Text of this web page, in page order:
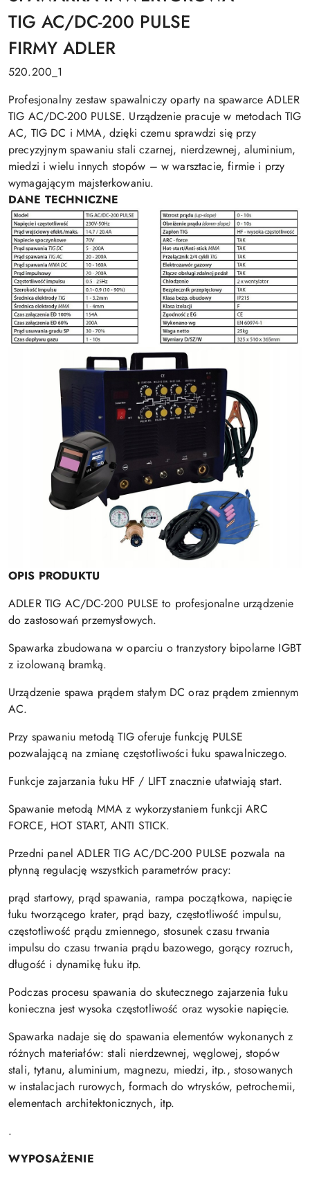
TIG AC/DC-200 PULSE
FIRMY ADLER
520.200_1
Profesjonalny zestaw spawalniczy oparty na spawarce ADLER
TIG AC/DC-200 PULSE. Urządzenie pracuje w metodach TIG
AC, TIG DC i MMA, dzięki czemu sprawdzi się przy
precyzyjnym spawaniu stali czarnej, nierdzewnej, aluminium,
miedzi i wielu innych stopów – w warsztacie, firmie i przy
wymagającym majsterkowaniu.
DANE TECHNICZNE
OPIS PRODUKTU
ADLER TIG AC/DC-200 PULSE to profesjonalne urządzenie
do zastosowań przemysłowych.
Spawarka zbudowana w oparciu o tranzystory bipolarne IGBT
z izolowaną bramką.
Urządzenie spawa prądem stałym DC oraz prądem zmiennym
AC.
Przy spawaniu metodą TIG oferuje funkcję PULSE
pozwalającą na zmianę częstotliwości łuku spawalniczego.
Funkcje zajarzania łuku HF / LIFT znacznie ułatwiają start.
Spawanie metodą MMA z wykorzystaniem funkcji ARC
FORCE, HOT START, ANTI STICK.
Przedni panel ADLER TIG AC/DC-200 PULSE pozwala na
płynną regulację wszystkich parametrów pracy:
prąd startowy, prąd spawania, rampa początkowa, napięcie
łuku tworzącego krater, prąd bazy, częstotliwość impulsu,
częstotliwość prądu zmiennego, stosunek czasu trwania
impulsu do czasu trwania prądu bazowego, gorący rozruch,
długość i dynamikę łuku itp.
Podczas procesu spawania do skutecznego zajarzenia łuku
konieczna jest wysoka częstotliwość oraz wysokie napięcie.
Spawarka nadaje się do spawania elementów wykonanych z
różnych materiałów: stali nierdzewnej, węglowej, stopów
stali, tytanu, aluminium, magnezu, miedzi, itp., stosowanych
w instalacjach rurowych, formach do wtrysków, petrochemii,
elementach architektonicznych, itp.
.
WYPOSAŻENIE